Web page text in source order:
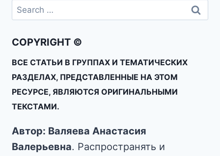
COPYRIGHT ©
ВСЕ СТАТЬИ В ГРУППАХ И ТЕМАТИЧЕСКИХ
РАЗДЕЛАХ, ПРЕДСТАВЛЕННЫЕ НА ЭТОМ
РЕСУРСЕ, ЯВЛЯЮТСЯ ОРИГИНАЛЬНЫМИ
ТЕКСТАМИ.
Автор: Валяева Анастасия
Валерьевна. Распространять и